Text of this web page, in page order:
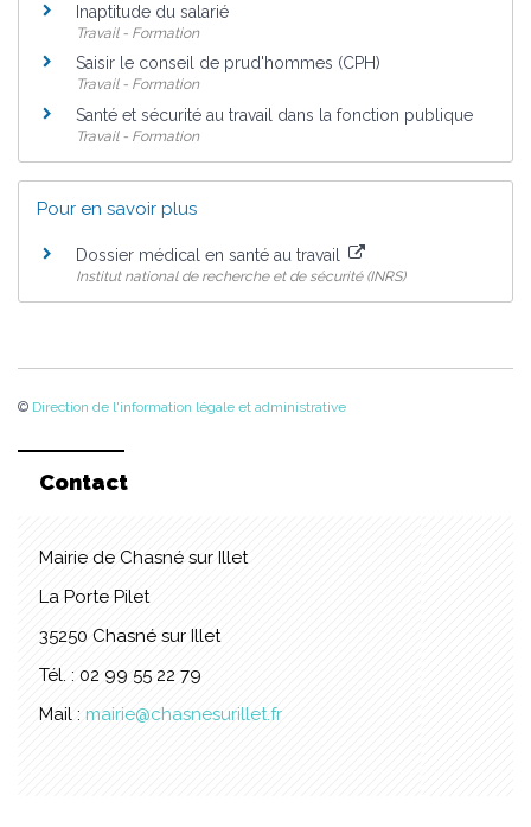
Inaptitude du salarié
Travail - Formation
Saisir le conseil de prud'hommes (CPH)
Travail - Formation
Santé et sécurité au travail dans la fonction publique
Travail - Formation
Pour en savoir plus
Dossier médical en santé au travail
Institut national de recherche et de sécurité (INRS)
© Direction de l'information légale et administrative
Contact
Mairie de Chasné sur Illet
La Porte Pilet
35250 Chasné sur Illet
Tél. : 02 99 55 22 79
Mail : mairie@chasnesurillet.fr